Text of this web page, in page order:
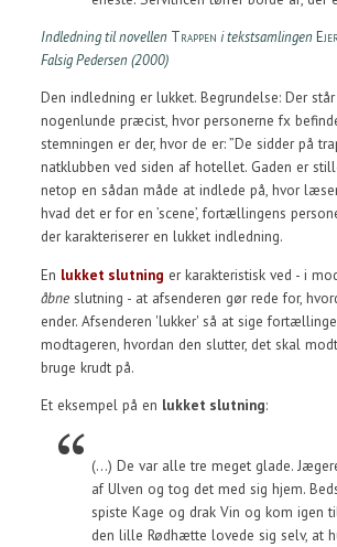
Indledning til novellen Trappen i tekstsamlingen
Falsig Pedersen (2000)
Den indledning er lukket. Begrundelse: Der
nogenlunde præcist, hvor personerne fx
stemningen er der, hvor de er: ”De sidder på
natklubben ved siden af hotellet. Gaden er
netop en sådan måde at indlede på, hvor
hvad det er for en ’scene’, fortællingens
der karakteriserer en lukket indledning.
En lukket slutning er karakteristisk ved - i
åbne slutning - at afsenderen gør rede for,
ender. Afsenderen 'lukker' så at sige
modtageren, hvordan den slutter, det skal
bruge krudt på.
Et eksempel på en lukket slutning:
(...) De var alle tre meget glade.
af Ulven og tog det med sig hjem.
spiste Kage og drak Vin og kom igen
den lille Rødhætte lovede sig selv, at